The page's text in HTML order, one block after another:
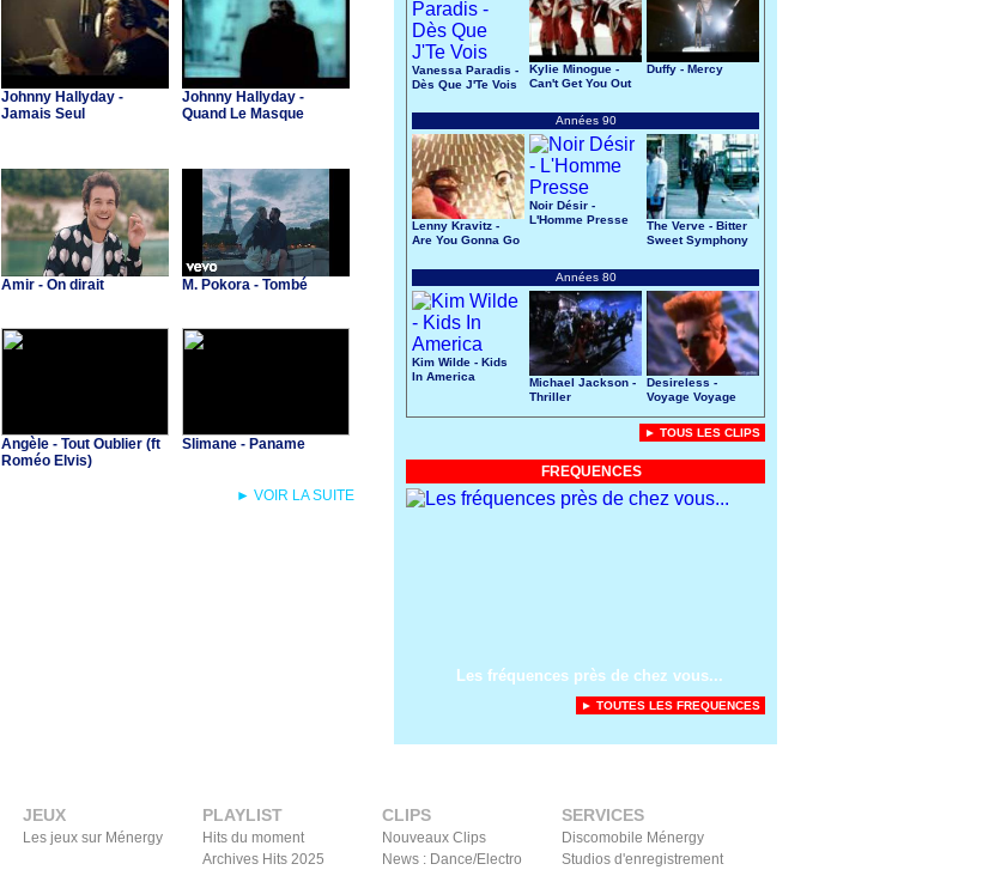
Johnny Hallyday -
Jamais Seul
Johnny Hallyday -
Quand Le Masque
Amir - On dirait M. Pokora - Tombé
Angèle - Tout Oublier (ft
Roméo Elvis)
Slimane - Paname
► VOIR LA SUITE
Vanessa Paradis -
Dès Que J'Te Vois
Kylie Minogue -
Can't Get You Out
Duffy - Mercy
Années 90
Lenny Kravitz -
Are You Gonna Go
Noir Désir -
L'Homme Presse
The Verve - Bitter
Sweet Symphony
Années 80
Kim Wilde - Kids
In America
Michael Jackson -
Thriller
Desireless -
Voyage Voyage
► TOUS LES CLIPS
FREQUENCES
Les fréquences près de chez vous...
► TOUTES LES FREQUENCES
JEUX
Les jeux sur Ménergy
PLAYLIST
Hits du moment
Archives Hits 2025
CLIPS
Nouveaux Clips
News : Dance/Electro
SERVICES
Discomobile Ménergy
Studios d'enregistrement